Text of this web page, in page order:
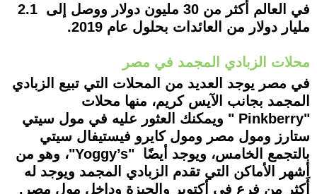
في العالم أكثر من 30 مليون دولار ووصل إلى 2.1
مليار دولار من العائدات بحلول عام 2019.
محلات الزبادي المجمد في مصر
في مصر يوجد العديد من المحلات التي تبيع الزبادي
المجمد بجانب الآيس كريم، منها محلات
"Pinkberry " ويمكنك العثور عليه في مول سيتي
ستارز ومول مصر ومول كايرو فيستيفال سيتي
بالتجمع الخامس، ويوجد أيضًا "Yoggy’s"، وهو من
أِشهر الأماكن التي تقدم الزبادي المجمد ويوجد له
أكثر من فرع في أكتوبر والجيزة وداخل مول مصر.